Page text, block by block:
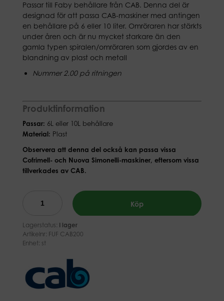
Passar till Faby behållare från CAB. Denna del är
designad för att passa CAB-maskiner med antingen
en behållare på 6 eller 10 liter. Omröraren har stärkts
under åren och är nu mycket starkare än den
gamla typen spiralen/omröraren som gjordes av en
blandning av plast och metall
Nummer 2.00 på ritningen
Produktinformation
Passar: 6L eller 10L behållare
Material: Plast
Observera att denna del också kan passa vissa
Cofrimell- och Nuova Simonelli-maskiner, eftersom vissa
tillverkades av CAB.
Köp
Lagerstatus: I lager
Artikelnr: FUF CAB200
Enhet: st